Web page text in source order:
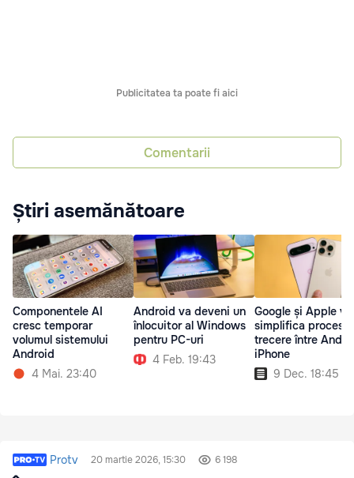
Publicitatea ta poate fi aici
Comentarii
Știri asemănătoare
Componentele AI
cresc temporar
volumul sistemului
Android
4 Mai. 23:40
Android va deveni un
înlocuitor al Windows
pentru PC-uri
4 Feb. 19:43
Google și Apple
simplifica
trecere între
iPhone
9 Dec. 18:45
Protv 20 martie 2026, 15:30 6 198